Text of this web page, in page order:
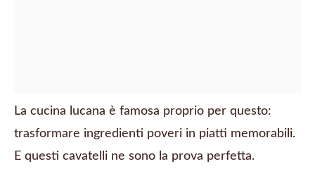
La cucina lucana è famosa proprio per questo:
trasformare ingredienti poveri in piatti memorabili.
E questi cavatelli ne sono la prova perfetta.